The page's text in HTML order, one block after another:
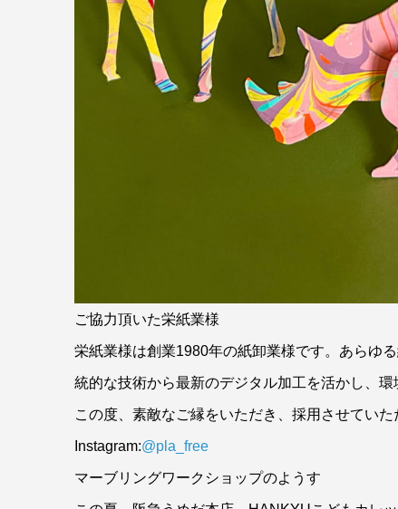
ご協力頂いた栄紙業様
栄紙業様は創業1980年の紙卸業様です。あらゆ
統的な技術から最新のデジタル加工を活かし、
この度、素敵なご縁をいただき、採用させていた
Instagram:@pla_free
マーブリングワークショップのようす